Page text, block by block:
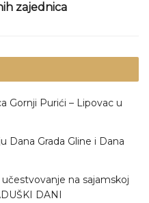
zajednica
Gornji Purići – Lipovac u
Dana Grada Gline i Dana
na sajamskoj
DANI